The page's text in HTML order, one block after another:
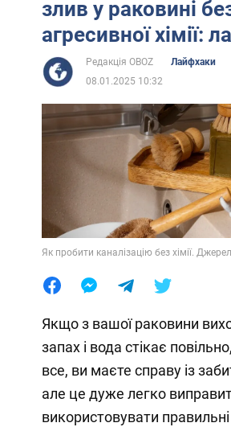
злив у раковині
агресивної хімії:
Редакція OBOZ
Лайфхаки
08.01.2025 10:32
Як пробити каналізацію без хімії.
Якщо з вашої раковини
запах і вода стікає
все, ви маєте справу із
але це дуже легко
використовувати